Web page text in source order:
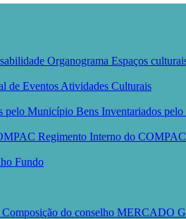
Organograma Espaços
de Eventos Atividades Culturais
pelo Município Bens Inventariados
Regimento Interno do COMPAC
Fundo
Composição do conselho MERCADO